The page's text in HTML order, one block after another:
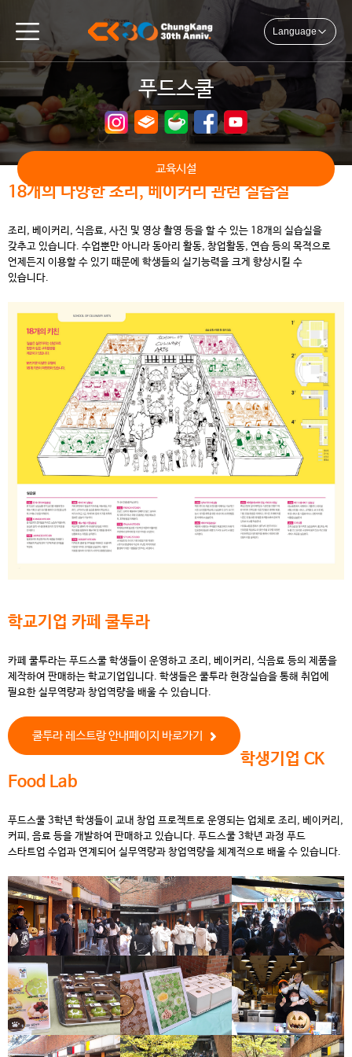
Language
푸드스쿨
교육시설
18개의 다양한 조리, 베이커리 관련 실습실
조리, 베이커리, 식음료, 사진 및 영상 촬영 등을 할 수 있는 18개의 실습실을
갖추고 있습니다. 수업뿐만 아니라 동아리 활동, 창업활동, 연습 등의 목적으로
언제든지 이용할 수 있기 때문에 학생들의 실기능력을 크게 향상시킬 수
있습니다.
학교기업 카페 쿨투라
카페 쿨투라는 푸드스쿨 학생들이 운영하고 조리, 베이커리, 식음료 등의 제품을
제작하여 판매하는 학교기업입니다. 학생들은 쿨투라 현장실습을 통해 취업에
필요한 실무역량과 창업역량을 배울 수 있습니다.
쿨투라 레스트랑 안내페이지 바로가기
학생기업 CK
Food Lab
푸드스쿨 3학년 학생들이 교내 창업 프로젝트로 운영되는 업체로 조리, 베이커리,
커피, 음료 등을 개발하여 판매하고 있습니다. 푸드스쿨 3학년 과정 푸드
스타트업 수업과 연계되어 실무역량과 창업역량을 체계적으로 배울 수 있습니다.